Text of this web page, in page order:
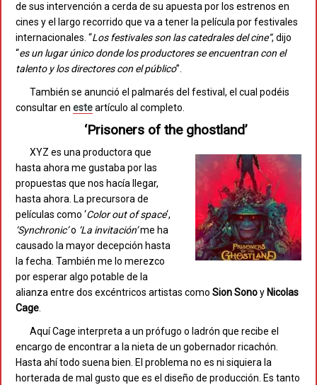
de sus intervención a cerda de su apuesta por los estrenos en
cines y el largo recorrido que va a tener la película por festivales
internacionales. “Los festivales son las catedrales del cine”, dijo
“es un lugar único donde los productores se encuentran con el
talento y los directores con el público”.
También se anunció el palmarés del festival, el cual podéis
consultar en esteartículo al completo.
‘Prisoners of the ghostland’
XYZ es una productora que
hasta ahora me gustaba por las
propuestas que nos hacía llegar,
hasta ahora. La precursora de
películas como ‘Color out of space‘,
‘Synchronic’o ‘La invitación’me ha
causado la mayor decepción hasta
la fecha. También me lo merezco
por esperar algo potable de la
alianza entre dos excéntricos artistas como Sion Sonoy Nicolas
Cage.
Aquí Cage interpreta a un prófugo o ladrón que recibe el
encargo de encontrar a la nieta de un gobernador ricachón.
Hasta ahí todo suena bien. El problema no es ni siquiera la
horterada de mal gusto que es el diseño de producción. Es tanto